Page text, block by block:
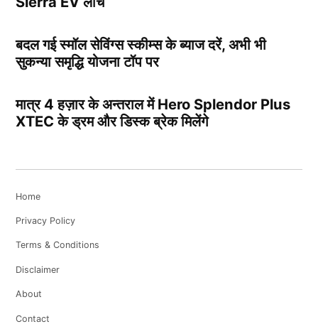
बदल गई स्मॉल सेविंग्स स्कीम्स के ब्याज दरें, अभी भी
सुकन्या समृद्धि योजना टॉप पर
मात्र 4 हज़ार के अन्तराल में Hero Splendor Plus
XTEC के ड्रम और डिस्क ब्रेक मिलेंगे
Home
Privacy Policy
Terms & Conditions
Disclaimer
About
Contact